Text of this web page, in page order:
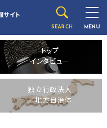
サイト
SEARCH MENU
トップ
インタビュー
独立行政法人
／地方自治体